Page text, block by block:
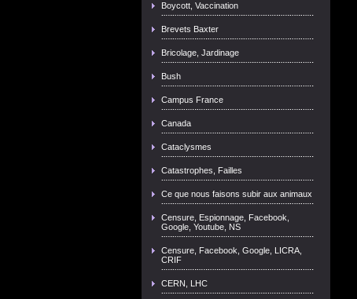
Boycott, Vaccination
Brevets Baxter
Bricolage, Jardinage
Bush
Campus France
Canada
Cataclysmes
Catastrophes, Failles
Ce que nous faisons subir aux animaux
Censure, Espionnage, Facebook,
Google, Youtube, NS
Censure, Facebook, Google, LICRA,
CRIF
CERN, LHC